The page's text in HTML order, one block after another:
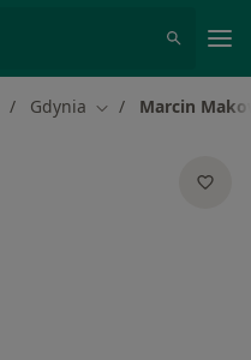
Gdynia Zmień miasto
Marcin